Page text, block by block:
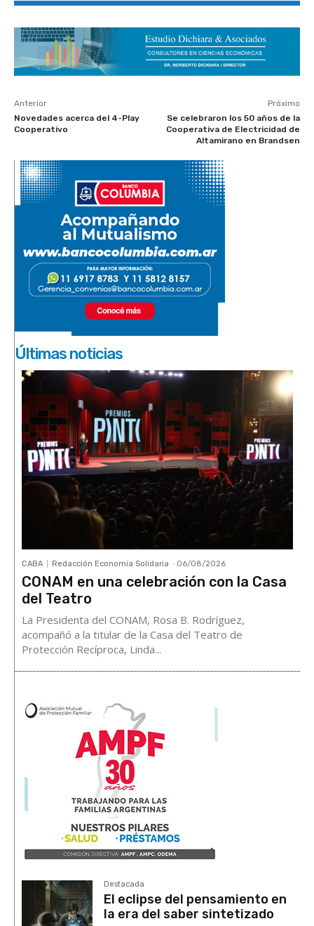
Anterior
Novedades acerca del 4-Play
Cooperativo
Próximo
Se celebraron los 50 años de la
Cooperativa de Electricidad de
Altamirano en Brandsen
Últimas noticias
CABA Redacción Economía Solidaria - 06/08/2026
CONAM en una celebración con la Casa
del Teatro
La Presidenta del CONAM, Rosa B. Rodríguez,
acompañó a la titular de la Casa del Teatro de
Protección Recíproca, Linda...
Destacada
El eclipse del pensamiento en
la era del saber sintetizado